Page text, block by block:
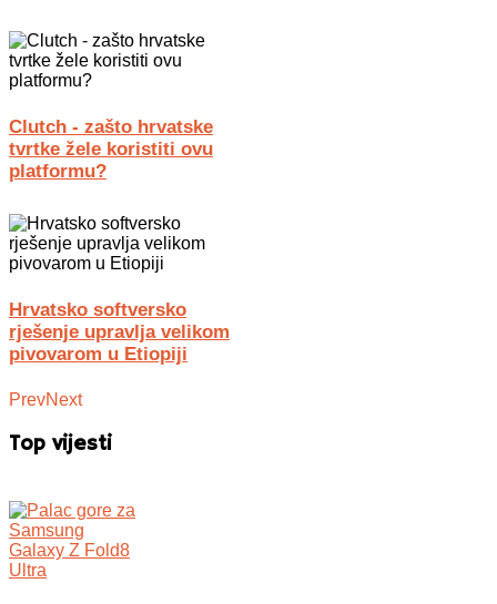
Clutch - zašto hrvatske
tvrtke žele koristiti ovu
platformu?
Hrvatsko softversko
rješenje upravlja velikom
pivovarom u Etiopiji
PrevNext
Top vijesti